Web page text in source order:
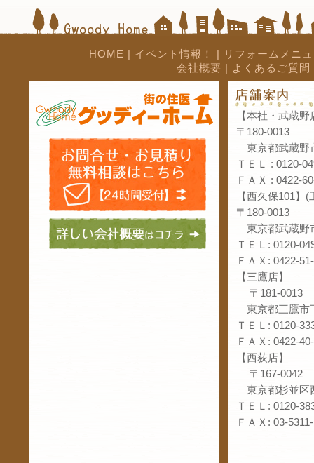
HOME イベント情報！
リフォームメニ
会社概要
よくあるご質問
【本社・武蔵野
〒180-0013
東京都武蔵野
ＴＥＬ : 0120-
ＦＡＸ : 0422-
【西久保101】
〒180-0013
東京都武蔵野
ＴＥＬ: 0120-
ＦＡＸ: 0422-
【三鷹店】
〒181-0013
東京都三鷹市
ＴＥＬ: 0120-
ＦＡＸ: 0422-
【西荻店】
〒167-0042
東京都杉並区
ＴＥＬ: 0120-
ＦＡＸ: 03-